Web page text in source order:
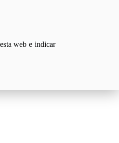
web e indicar